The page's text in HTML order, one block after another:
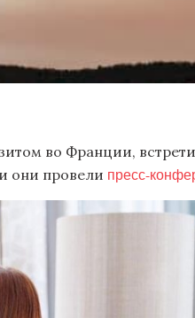
во Франции,
они провели пресс-